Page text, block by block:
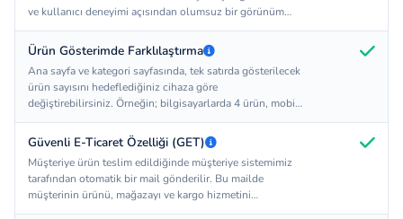
ve kullanıcı deneyimi açısından olumsuz bir görünüm
oluşturmaktadır. Tasarım sihirbamız ile masaüstü
bilgisayarlar için farklı, mobil cihazlar için farklı, ipad'ler
için farklı ölçülerde slider ve bannerlar ekleyerek kullanıcı
deneyimini en üst düzeye çıkarabilirsiniz.
Ürün Gösterimde Farklılaştırma
Ana sayfa ve kategori sayfasında, tek satırda gösterilecek
ürün sayısını hedeflediğiniz cihaza göre
değiştirebilirsiniz. Örneğin; bilgisayarlarda 4 ürün, mobil
cihazlarda 2 ürün, ipadde 3 ürün yanyana görünsün.
Güvenli E-Ticaret Özelliği (GET)
Müşteriye ürün teslim edildiğinde müşteriye sistemimiz
tarafından otomatik bir mail gönderilir. Bu mailde
müşterinin ürünü, mağazayı ve kargo hizmetini
değerlendirmesi istenir. Müşteri bu maile tıklayarak